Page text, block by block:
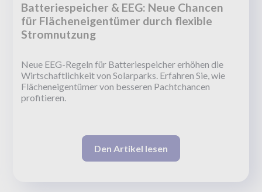
Batteriespeicher & EEG: Neue Chancen
für Flächeneigentümer durch flexible
Stromnutzung
Neue EEG-Regeln für Batteriespeicher erhöhen die
Wirtschaftlichkeit von Solarparks. Erfahren Sie, wie
Flächeneigentümer von besseren Pachtchancen
profitieren.
Den Artikel lesen